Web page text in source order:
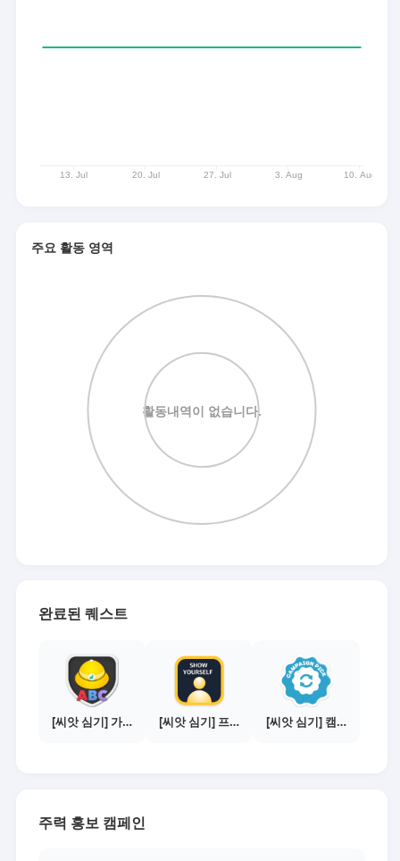
주요 활동 영역
완료된 퀘스트
[씨앗 심기] 가이드보기 - 매체별 활동 가이드 [씨앗 심기] 프로필 사진 등록하기 [씨앗 심기] 캠페인 선택하기 - PICK 1개
주력 홍보 캠페인